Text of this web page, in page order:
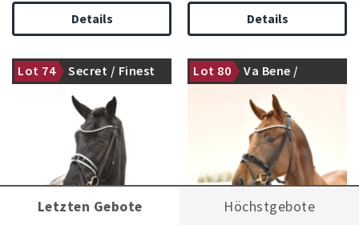
Details Details
Lot 74 Secret / Finest
nicht gekört Lot 80
Va Bene /
Quaterback
gekört
Letzten Gebote Höchstgebote